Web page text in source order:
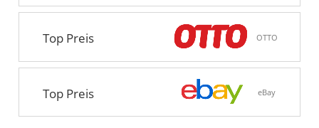
Top Preis OTTO
Top Preis eBay